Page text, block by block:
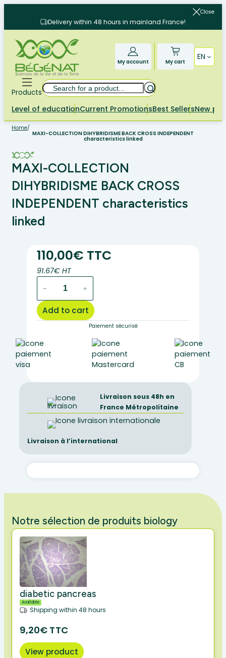
content
Close
Delivery within 48 hours in mainland France!
My account My cart
EN
Products
Search
Level of educationCurrent PromotionsBest SellersNew
Home/
MAXI-COLLECTION DIHYBRIDISME BACK CROSS INDEPENDENT
characteristics linked
MAXI-COLLECTION
DIHYBRIDISME BACK CROSS
INDEPENDENT characteristics
linked
110,00€ TTC
91.67€ HT
COLLECTION
DIHYBRIDISME
BACK
characteristics
linked
− +
Add to cart
Paiement sécurisé
Livraison sous 48h en
France Métropolitaine
Livraison à l’international
Notre sélection de produits biology
diabetic pancreas
Available
Shipping within 48 hours
9,20€ TTC
View product